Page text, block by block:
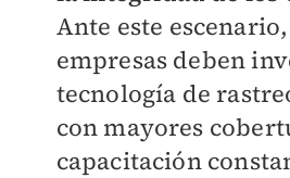
Ante este
empresas deben
tecnología de
con mayores
capacitación